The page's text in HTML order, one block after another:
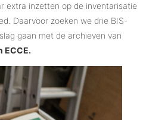
extra inzetten op de inventarisatie
Daarvoor zoeken we drie BIS-
gaan met de archieven van
ECCE.